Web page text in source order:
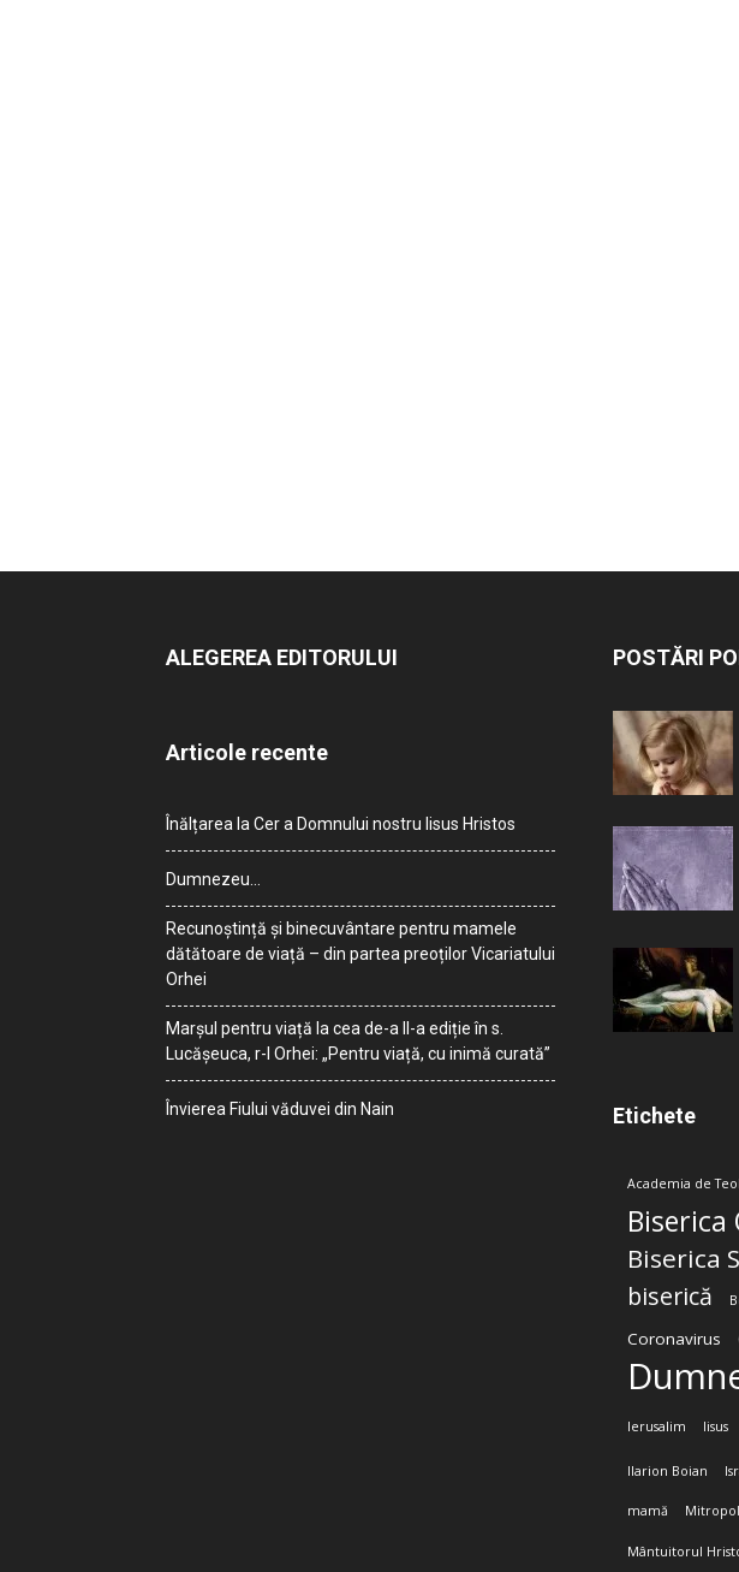
ALEGEREA EDITORULUI
Articole recente
Înălțarea la Cer a Domnului nostru Iisus Hristos
Dumnezeu…
Recunoștință și binecuvântare pentru mamele
dătătoare de viață – din partea preoților Vicariatului
Orhei
Marșul pentru viață la cea de-a II-a ediție în s.
Lucășeuca, r-l Orhei: „Pentru viață, cu inimă curată”
Învierea Fiului văduvei din Nain
POSTĂRI
Etichete
Academia de
Biserica
Biserica
biserică
Coronavirus
Ierusalim Iisus
Ilarion Boian
mamă
Mântuitorul